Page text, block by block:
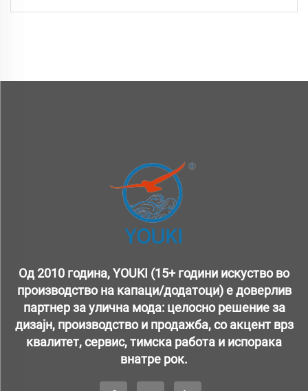
признични, со дебел подмет, како купе
Од 2010 година, YOUKI (15+ години искуство во
производство на капаци/додатоци) е доверлив
партнер за улична мода: целосно решение за
дизајн, производство и продажба, со акцент врз
квалитет, сервис, тимска работа и испорака
внатре рок.